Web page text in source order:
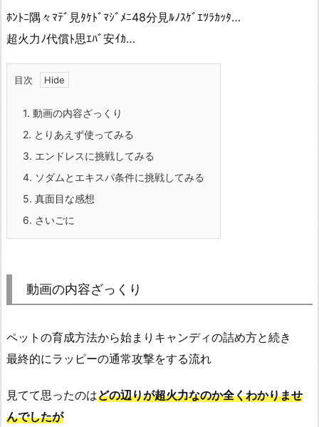
ﾎﾝﾄﾆ隅々ﾏﾃﾞ見ﾀｹﾄﾞﾏｼﾞﾒﾆ48分見ﾙﾉｽｹﾞｴﾂﾗｶｯﾀ…
超火力ﾉ代償ﾄ思ｴﾊﾞ安ｲｶ…
目次
1. 動画の内容ざっくり
2. とりあえず使ってみる
3. エンドレスに挑戦してみる
4. ソダムとエキスパ条件に挑戦してみる
5. 真面目な感想
6. さいごに
動画の内容ざっくり
ペットの育成方法から始まりキャンディの詰め方と続き
最終的にラッピーの通常攻撃をする流れ
見てて思ったのはどの辺りが超火力なのか全くわかりませ
んでしたが